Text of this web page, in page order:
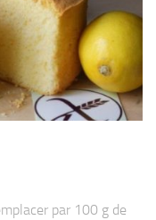
par 100 g de